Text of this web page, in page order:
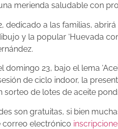
merienda saludable con
dedicado a las familias,
y la popular ‘Huevada
domingo 23, bajo el lema
de ciclo indoor, la
sorteo de lotes de aceite
son gratuitas, si bien
correo electrónico